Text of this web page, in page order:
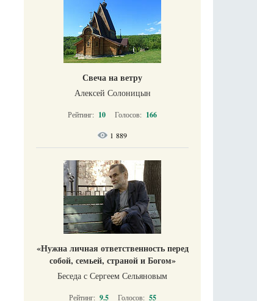
Свеча на ветру
Алексей Солоницын
Рейтинг: 10 Голосов: 166
1 889
«Нужна личная ответственность перед
собой, семьей, страной и Богом»
Беседа с Сергеем Сельяновым
Рейтинг: 9.5 Голосов: 55